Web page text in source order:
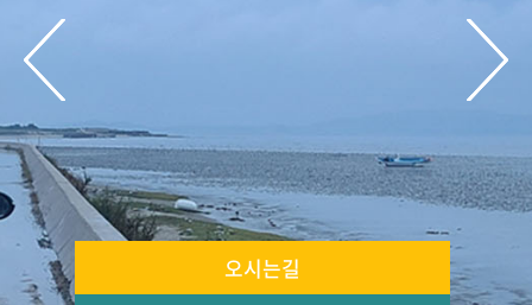
오시는길